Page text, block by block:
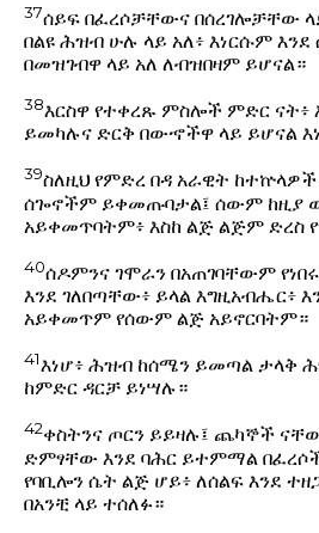
37ሰይፍ በፈረሶቻቸውና በሰረገሎቻቸው
በልዩ ሕዝብ ሁሉ ላይ አለ፥ እነርሱም
በመዝገብዋ ላይ አለ ለብዝበዛም ይሆናል።
38እርስዋ የተቀረጹ ምስሎች ምድር ናት፥
ይመካሉና ድርቅ በውኆችዋ ላይ ይሆናል
39ስለዚህ የምድረ በዳ አራዊት
ሰጐኖችም ይቀመጡባታል፤ ሰውም ከዚያ
አይቀመጥባትም፥ እስከ ልጅ ልጅም ድረስ
40ሰዶምንና ገሞራን በአጠገባቸውም
እንደ ገለበጣቸው፥ ይላል እግዚአብሔር፥
አይቀመጥም የሰውም ልጅ አይኖርባትም።
41እነሆ፥ ሕዝብ ከሰሜን ይመጣል ታላቅ
ከምድር ዳርቻ ይነሣሉ።
42ቀስትንና ጦርን ይይዛሉ፤ ጨካኞች
ድምፃቸው እንደ ባሕር ይተምማል
የባቢሎን ሴት ልጅ ሆይ፥ ለሰልፍ እንደ
በአንቺ ላይ ተሰለፉ።